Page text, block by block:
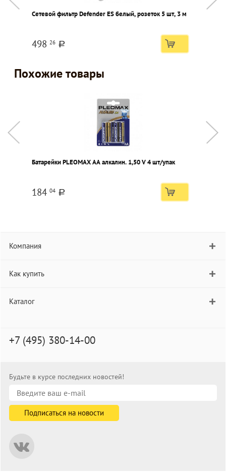
Сетевой фильтр Defender ES белый, розеток 5 шт, 3 м
498 26 a
Похожие товары
Батарейки PLEOMAX AA алкалин. 1,50 V 4 шт/упак
184 04 a
Компания
Как купить
Каталог
+7 (495) 380-14-00
Будьте в курсе последних новостей!